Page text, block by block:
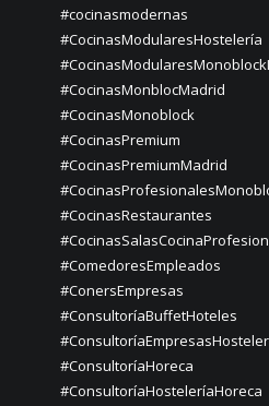
#cocinasmodernas
#CocinasModularesHostelería
#CocinasMonblocMadrid
#CocinasMonoblock
#CocinasPremium
#CocinasPremiumMadrid
#CocinasRestaurantes
#ComedoresEmpleados
#ConersEmpresas
#ConsultoríaBuffetHoteles
#ConsultoríaHoreca
#ConsultoríaHosteleríaHoreca